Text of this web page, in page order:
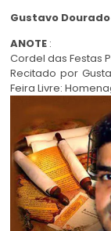
Gustavo Dourado
ANOTE :
Cordel das Festas
Recitado por
Feira Livre: